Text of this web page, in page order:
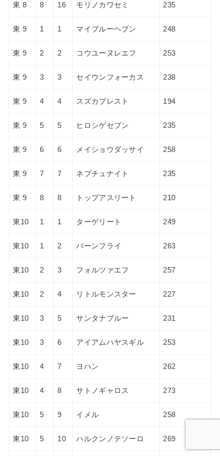
東 8 8 16 モリノカワセミ 235
東 9 1 1 マイブルーヘブン 248
東 9 2 2 コウユーヌレエフ 253
東 9 3 3 セイウンフォーカス 238
東 9 4 4 スズカプレスト 194
東 9 5 5 ヒロシゲセブン 235
東 9 6 6 メイショウダッサイ 258
東 9 7 7 ネプチュナイト 235
東 9 8 8 トップアスリート 210
東10 1 1 ターゲリート 249
東10 1 2 バーンフライ 263
東10 2 3 フォルツァエフ 257
東10 2 4 リトルモンスター 227
東10 3 5 サンタナブルー 231
東10 3 6 アイアムハヤスギル 253
東10 4 7 ヨハン 262
東10 4 8 サトノギャロス 273
東10 5 9 イメル 258
東10 5 10 ハルクンノテソーロ 269